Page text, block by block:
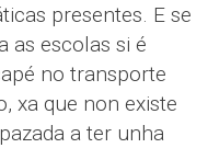
presentes. E se
as escolas si é
no transporte
xa que non existe
a ter unha